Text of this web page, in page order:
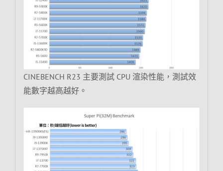
CINEBENCH R23 主要測試 CPU 渲染性能，測試效
能數字越高越好。